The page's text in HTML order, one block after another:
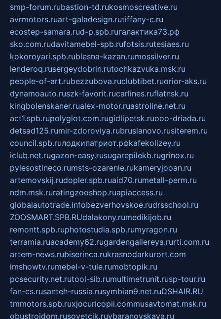
smp-forum.rubastion-td.rukosmoscreative.ru
avrmotors.ruart-galadesign.rutiffany-c.ru
ecostep-samara.rud-p.spb.ruгалактика73.рф
sko.com.rudavitamebel-spb.rufotsis.rutesiaes.ru
kokoroyari.spb.rublesna-kazan.rumossilver.ru
lenderoq.rusergeydobrin.rutochkazvuka.msk.ru
people-of-art.rubezzubova.ruclubtibet.ruorior-aks.ru
dynamoauto.ruszk-favorit.rucarlines.ruflatnsk.ru
kingbolenskaner.rualex-motor.ruastroline.net.ru
act1.spb.rupolyglot.com.rugidlipetsk.ruooo-driada.ru
detsad125.rumir-zdoroviya.rubruslanovo.rusiterem.ru
council.spb.ruлодкипатриот.рфkafekolizey.ru
iclub.net.rugazon-easy.rusugarepilekb.rugrinox.ru
pylesostineco.rumsts-ozarenie.rukameryjooan.ru
artemovskij.rudopler.spb.ruaid70.rumetall-perm.ru
ndm.msk.ruratingzooshop.ruapiaccess.ru
globalautotrade.infobezverhovskoe.rudrsschool.ru
ZOOSMART.SPB.RUdalakony.rumedikijob.ru
remontt.spb.ruphotostudia.spb.rumyragon.ru
terramia.ruacademy62.rugardengallereya.rurti.com.ru
artem-news.rubiserinca.rukrasnodarkurort.com
imshowtv.rumebel-v-tule.rumobtopik.ru
pcsecurity.net.rutool-sib.rumultimetrunit.rusp-tour.ru
fan-cs.rusanteh-russia.rusymbian9.net.ruDSHAIR.RU
tmmotors.spb.ruxjocuricopii.commusavtomat.msk.ru
obustrojdom.rusovetcik.ruybaranovskaya.ru